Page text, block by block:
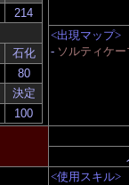
石化
決定
<出現マップ>
- ソルティケ
<使用スキル>